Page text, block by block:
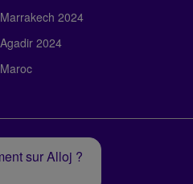
2024
2024
sur Alloj ?